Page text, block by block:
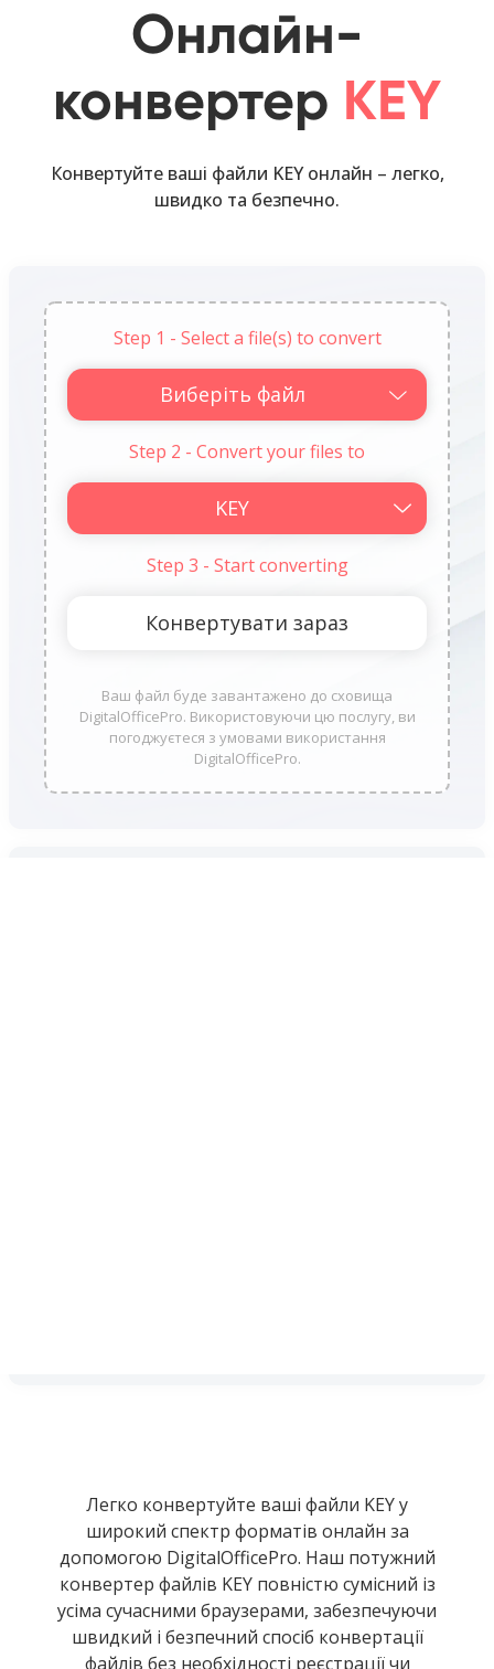
Онлайн-
конвертер KEY
Конвертуйте ваші файли KEY онлайн – легко,
швидко та безпечно.
Step 1 - Select a file(s) to convert
Виберіть файл
Step 2 - Convert your files to
Step 3 - Start converting
Ваш файл буде завантажено до сховища
DigitalOfficePro. Використовуючи цю послугу, ви
погоджуєтеся з умовами використання
DigitalOfficePro.
Легко конвертуйте ваші файли KEY у
широкий спектр форматів онлайн за
допомогою DigitalOfficePro. Наш потужний
конвертер файлів KEY повністю сумісний із
усіма сучасними браузерами, забезпечуючи
швидкий і безпечний спосіб конвертації
файлів без необхідності реєстрації чи